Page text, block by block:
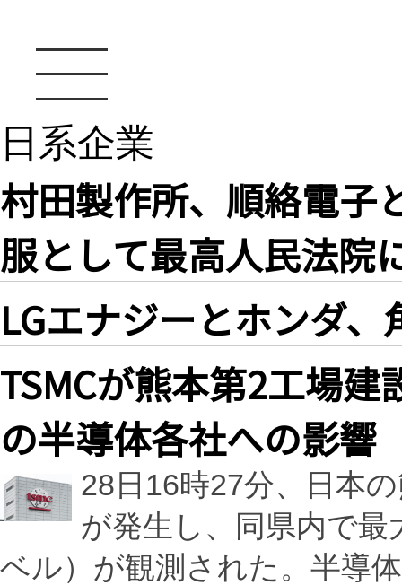
日系企業
村田製作所、順絡電子
服として最高人民法
LGエナジーとホンダ
TSMCが熊本第2工場
の半導体各社への影響
28日16時27分、日本
が発生し、同県内で
ベル）が観測された。半導